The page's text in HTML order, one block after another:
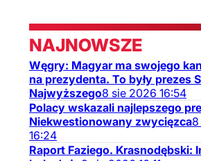
NAJNOWSZE
Węgry: Magyar ma swojego
na prezydenta. To były prezes
Najwyższego8 sie 2026 16:54
Polacy wskazali najlepszego
Niekwestionowany zwycięzca8
16:24
Raport Faziego. Krasnodębski: